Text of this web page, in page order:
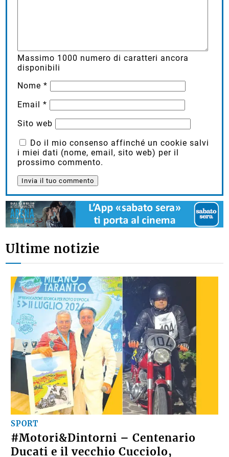
Massimo 1000 numero di caratteri ancora
disponibili
Nome*
Email*
Sito web
Do il mio consenso affinché un cookie salvi
i miei dati (nome, email, sito web) per il
prossimo commento.
Ultime notizie
SPORT
#Motori&Dintorni – Centenario
Ducati e il vecchio Cucciolo,